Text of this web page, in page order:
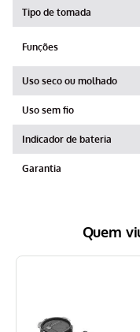
Tipo de tomada
Funções
Uso seco ou molhado
Uso sem fio
Indicador de bateria
Garantia
Quem